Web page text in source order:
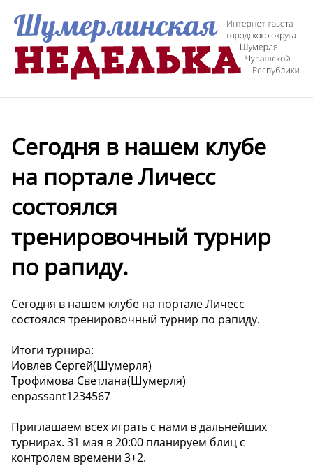
Сегодня в нашем клубе
на портале Личесс
состоялся
тренировочный турнир
по рапиду.
Сегодня в нашем клубе на портале Личесс
состоялся тренировочный турнир по рапиду.
Итоги турнира:
Иовлев Сергей(Шумерля)
Трофимова Светлана(Шумерля)
enpassant1234567
Приглашаем всех играть с нами в дальнейших
турнирах. 31 мая в 20:00 планируем блиц с
контролем времени 3+2.